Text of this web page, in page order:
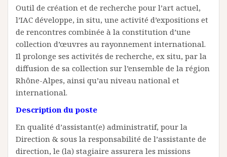
Outil de création et de recherche pour l’art actuel,
l’IAC développe, in situ, une activité d’expositions et
de rencontres combinée à la constitution d’une
collection d’œuvres au rayonnement international.
Il prolonge ses activités de recherche, ex situ, par la
diffusion de sa collection sur l’ensemble de la région
Rhône-Alpes, ainsi qu’au niveau national et
international.
Description du poste
En qualité d’assistant(e) administratif, pour la
Direction & sous la responsabilité de l’assistante de
direction, le (la) stagiaire assurera les missions